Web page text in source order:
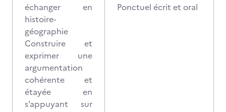
échanger en
histoire-
géographie
Construire et
exprimer une
argumentation
cohérente et
étayée en
s’appuyant sur
Ponctuel écrit et oral